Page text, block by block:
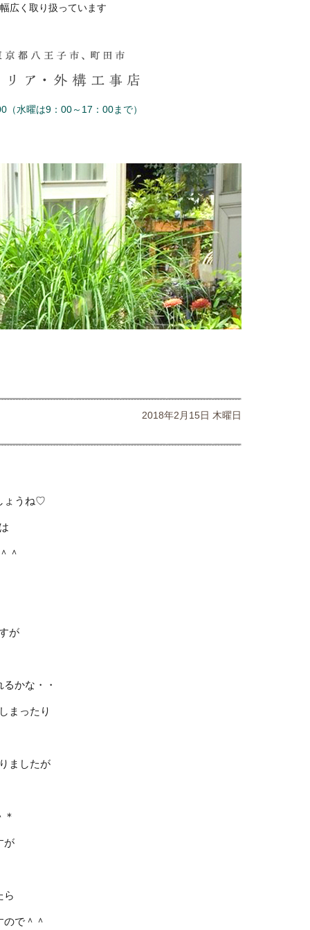
広く取り扱っています
水曜は9：00～17：00まで）
2018年2月15日 木曜日
ょうね♡
＾
が
かな・・
まったり
ましたが
が
ら
で＾＾